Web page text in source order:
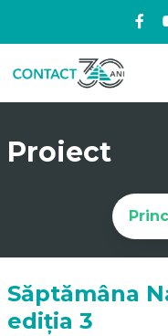
Proiect
Săptămâna
ediția 3